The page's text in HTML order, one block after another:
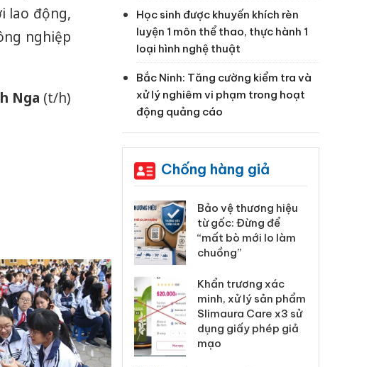
lao động,
nghiệp
Nga (t/h)
Học sinh được khuyến khích rèn
luyện 1 môn thể thao, thực hành 1
loại hình nghệ thuật
Bắc Ninh: Tăng cường kiểm tra và
xử lý nghiêm vi phạm trong hoạt
động quảng cáo
Chống hàng giả
Cà Mau: Tiêu hủy
công khai hàng ngàn
sản phẩm nhập lậu,
bảo vệ môi trường
kinh doanh
Bảo vệ thương hiệu
từ gốc: Đừng để
“mất bò mới lo làm
chuồng”
Khẩn trương xác
minh, xử lý sản phẩm
Slimaura Care x3 sử
dụng giấy phép giả
mạo